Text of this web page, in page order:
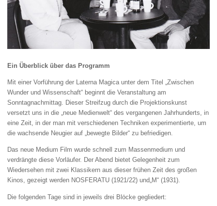
Ein Überblick über das Programm
Mit einer Vorführung der Laterna Magica unter dem Titel „Zwischen
Wunder und Wissenschaft“ beginnt die Veranstaltung am
Sonntagnachmittag. Dieser Streifzug durch die Projektionskunst
versetzt uns in die „neue Medienwelt“ des vergangenen Jahrhunderts, in
eine Zeit, in der man mit verschiedenen Techniken experimentierte, um
die wachsende Neugier auf „bewegte Bilder“ zu befriedigen.
Das neue Medium Film wurde schnell zum Massenmedium und
verdrängte diese Vorläufer. Der Abend bietet Gelegenheit zum
Wiedersehen mit zwei Klassikern aus dieser frühen Zeit des großen
Kinos, gezeigt werden NOSFERATU (1921/22) und„M“ (1931).
Die folgenden Tage sind in jeweils drei Blöcke gegliedert: